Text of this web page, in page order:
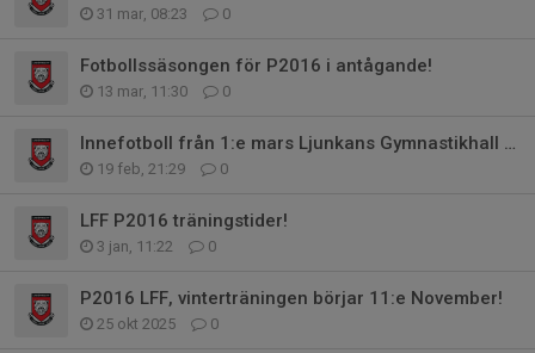
31 mar, 08:23 0
Fotbollssäsongen för P2016 i antågande!
13 mar, 11:30 0
Innefotboll från 1:e mars Ljunkans Gymnastikhall (vid Bollgatan).
19 feb, 21:29 0
LFF P2016 träningstider!
3 jan, 11:22 0
P2016 LFF, vinterträningen börjar 11:e November!
25 okt 2025 0